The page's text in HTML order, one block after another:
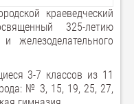
краеведческий
325-летию
железоделательного
3-7 классов из 11
№ 3, 15, 19, 25, 27,